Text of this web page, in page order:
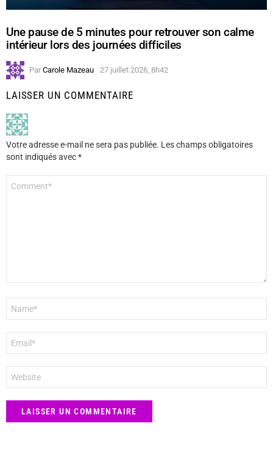
Une pause de 5 minutes pour retrouver son calme
intérieur lors des journées difficiles
Par Carole Mazeau 27 juillet 2026, 8h42
LAISSER UN COMMENTAIRE
Votre adresse e-mail ne sera pas publiée. Les champs obligatoires
sont indiqués avec*
mail
*
web